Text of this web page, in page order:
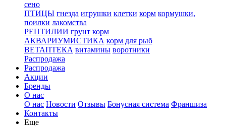
сено
ПТИЦЫ гнезда игрушки клетки корм кормушки,
поилки лакомства
РЕПТИЛИИ грунт корм
АКВАРИУМИСТИКА корм для рыб
ВЕТАПТЕКА витамины воротники
Распродажа
Распродажа
Акции
Бренды
О нас
О нас Новости Отзывы Бонусная система Франшиза
Контакты
Еще